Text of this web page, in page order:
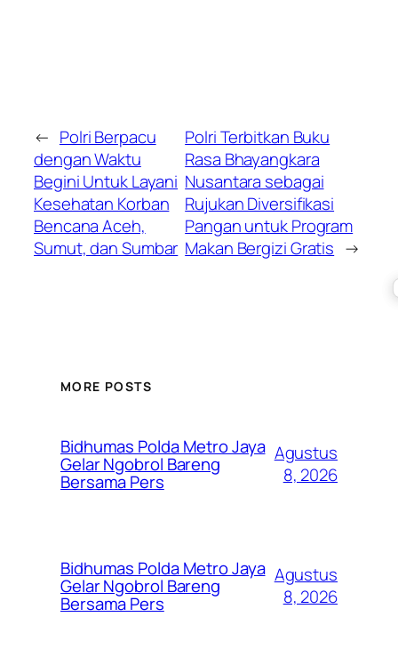
← Polri Berpacu
dengan Waktu
Begini Untuk Layani
Kesehatan Korban
Bencana Aceh,
Sumut, dan Sumbar
Polri Terbitkan Buku
Rasa Bhayangkara
Nusantara sebagai
Rujukan Diversifikasi
Pangan untuk Program
Makan Bergizi Gratis →
MORE POSTS
Bidhumas Polda Metro Jaya
Gelar Ngobrol Bareng
Bersama Pers
Agustus
8, 2026
Bidhumas Polda Metro Jaya
Gelar Ngobrol Bareng
Bersama Pers
Agustus
8, 2026